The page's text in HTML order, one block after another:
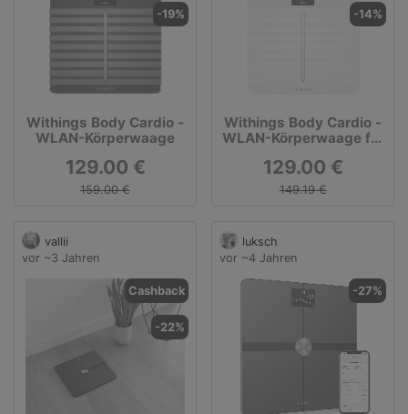
-19%
Withings Body Cardio -
WLAN-Körperwaage
129.00 €
159.00 €
-14%
Withings Body Cardio -
WLAN-Körperwaage für
g - Weiß
129.00 €
149.19 €
vallii
vor ~3 Jahren
Cashback
-22%
luksch
vor ~4 Jahren
-27%